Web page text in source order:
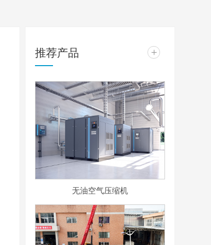
推荐产品 +
无油空气压缩机